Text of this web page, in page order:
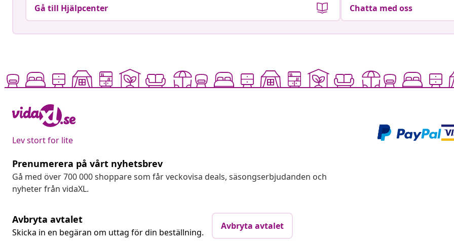
Gå till Hjälpcenter Chatta med oss
Lev stort for lite
Prenumerera på vårt nyhetsbrev
Gå med över 700 000 shoppare som får veckovisa deals, säsongserbjudanden och
nyheter från vidaXL.
Avbryta avtalet
Skicka in en begäran om uttag för din beställning.
Avbryta avtalet